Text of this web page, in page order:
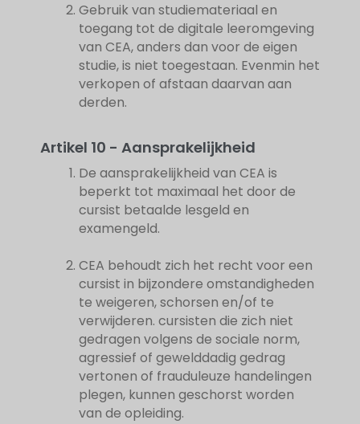
Gebruik van studiemateriaal en
toegang tot de digitale leeromgeving
van CEA, anders dan voor de eigen
studie, is niet toegestaan. Evenmin het
verkopen of afstaan daarvan aan
derden.
Artikel 10 - Aansprakelijkheid
De aansprakelijkheid van CEA is
beperkt tot maximaal het door de
cursist betaalde lesgeld en
examengeld.
CEA behoudt zich het recht voor een
cursist in bijzondere omstandigheden
te weigeren, schorsen en/of te
verwijderen. cursisten die zich niet
gedragen volgens de sociale norm,
agressief of gewelddadig gedrag
vertonen of frauduleuze handelingen
plegen, kunnen geschorst worden
van de opleiding.